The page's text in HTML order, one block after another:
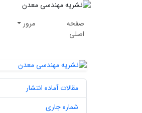
صفحه
اصلی
مرور
مقالات آماده انتشار
شماره جاری